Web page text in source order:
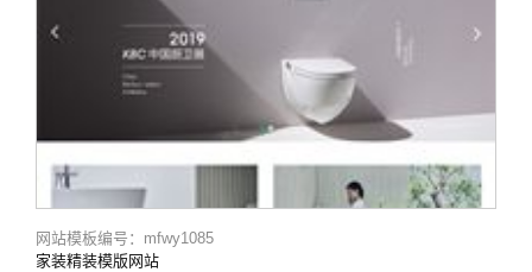
网站模板编号：mfwy1085
家装精装模版网站